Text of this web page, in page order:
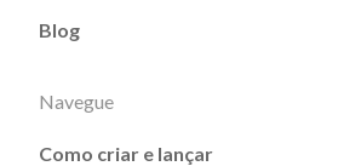
Blog
Navegue
Como criar e lançar